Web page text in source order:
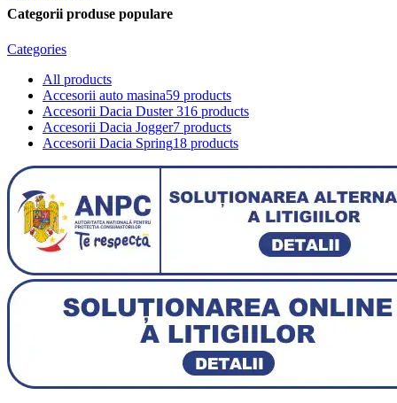
Categorii produse populare
Categories
All products
Accesorii auto masina59 products
Accesorii Dacia Duster 316 products
Accesorii Dacia Jogger7 products
Accesorii Dacia Spring18 products